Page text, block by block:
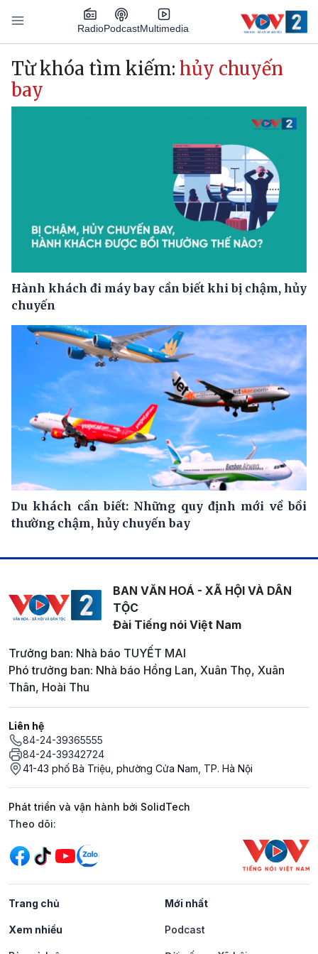
Nhảy đến nội dung
RadioPodcastMultimedia
Main navigation
Từ khóa tìm kiếm: hủy chuyến
bay
Hành khách đi máy bay cần biết khi bị chậm, hủy
chuyến
Du khách cần biết: Những quy định mới về bồi
thường chậm, hủy chuyến bay
BAN VĂN HOÁ - XÃ HỘI VÀ DÂN
TỘC
Đài Tiếng nói Việt Nam
Trưởng ban: Nhà báo TUYẾT MAI
Phó trưởng ban: Nhà báo Hồng Lan, Xuân Thọ, Xuân
Thân, Hoài Thu
Liên hệ
84-24-39365555
84-24-39342724
41-43 phố Bà Triệu, phường Cửa Nam, TP. Hà Nội
Phát triển và vận hành bởi SolidTech
Mạng xã hội
Theo dõi:
Trang chủ Mới nhất
Xem nhiều Podcast